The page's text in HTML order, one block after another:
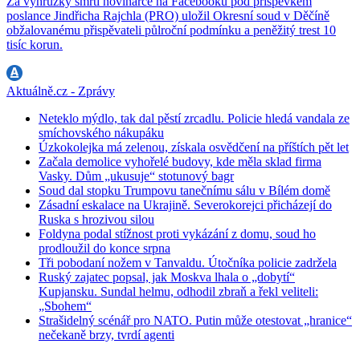
poslance Jindřicha Rajchla (PRO) uložil Okresní soud v Děčíně
obžalovanému přispěvateli půlroční podmínku a peněžitý trest 10
tisíc korun.
Aktuálně.cz - Zprávy
Neteklo mýdlo, tak dal pěstí zrcadlu. Policie hledá vandala ze
smíchovského nákupáku
Úzkokolejka má zelenou, získala osvědčení na příštích pět let
Začala demolice vyhořelé budovy, kde měla sklad firma
Vasky. Dům „ukusuje“ stotunový bagr
Soud dal stopku Trumpovu tanečnímu sálu v Bílém domě
Zásadní eskalace na Ukrajině. Severokorejci přicházejí do
Ruska s hrozivou silou
Foldyna podal stížnost proti vykázání z domu, soud ho
prodloužil do konce srpna
Tři pobodaní nožem v Tanvaldu. Útočníka policie zadržela
Ruský zajatec popsal, jak Moskva lhala o „dobytí“
Kupjansku. Sundal helmu, odhodil zbraň a řekl veliteli:
„Sbohem“
Strašidelný scénář pro NATO. Putin může otestovat „hranice“
nečekaně brzy, tvrdí agenti